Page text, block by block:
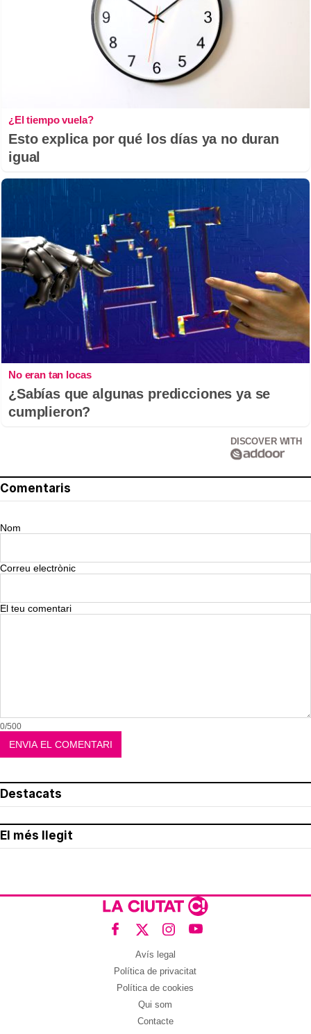
¿El tiempo vuela?
Esto explica por qué los días ya no duran
igual
No eran tan locas
¿Sabías que algunas predicciones ya se
cumplieron?
DISCOVER WITH
Comentaris
Nom
Correu electrònic
El teu comentari
0/500
Destacats
El més llegit
Avís legal
Política de privacitat
Política de cookies
Qui som
Contacte